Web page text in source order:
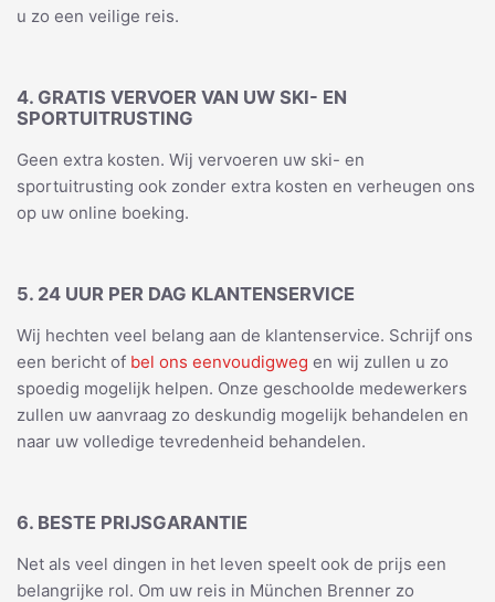
u zo een veilige reis.
4. GRATIS VERVOER VAN UW SKI- EN
SPORTUITRUSTING
Geen extra kosten. Wij vervoeren uw ski- en
sportuitrusting ook zonder extra kosten en verheugen ons
op uw online boeking.
5. 24 UUR PER DAG KLANTENSERVICE
Wij hechten veel belang aan de klantenservice. Schrijf ons
een bericht of bel ons eenvoudigweg en wij zullen u zo
spoedig mogelijk helpen. Onze geschoolde medewerkers
zullen uw aanvraag zo deskundig mogelijk behandelen en
naar uw volledige tevredenheid behandelen.
6. BESTE PRIJSGARANTIE
Net als veel dingen in het leven speelt ook de prijs een
belangrijke rol. Om uw reis in München Brenner zo